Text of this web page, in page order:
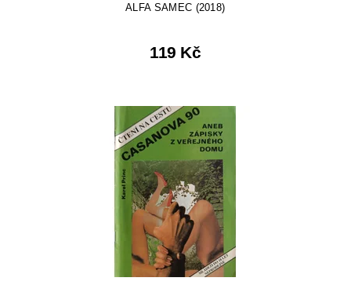
ALFA SAMEC (2018)
119 Kč